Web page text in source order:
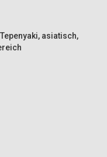
asiatisch,